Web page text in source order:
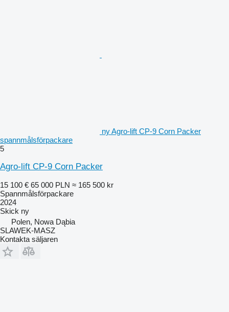
ny Agro-lift CP-9 Corn Packer
spannmålsförpackare
5
Agro-lift CP-9 Corn Packer
15 100 € 65 000 PLN ≈ 165 500 kr
Spannmålsförpackare
2024
Skick ny
Polen, Nowa Dąbia
SLAWEK-MASZ
Kontakta säljaren